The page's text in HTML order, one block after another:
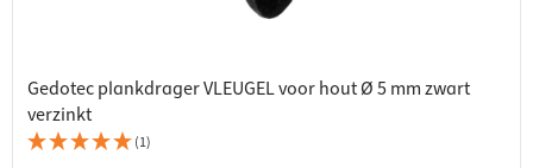
Gedotec plankdrager VLEUGEL voor hout Ø 5 mm zwart
verzinkt
(1)